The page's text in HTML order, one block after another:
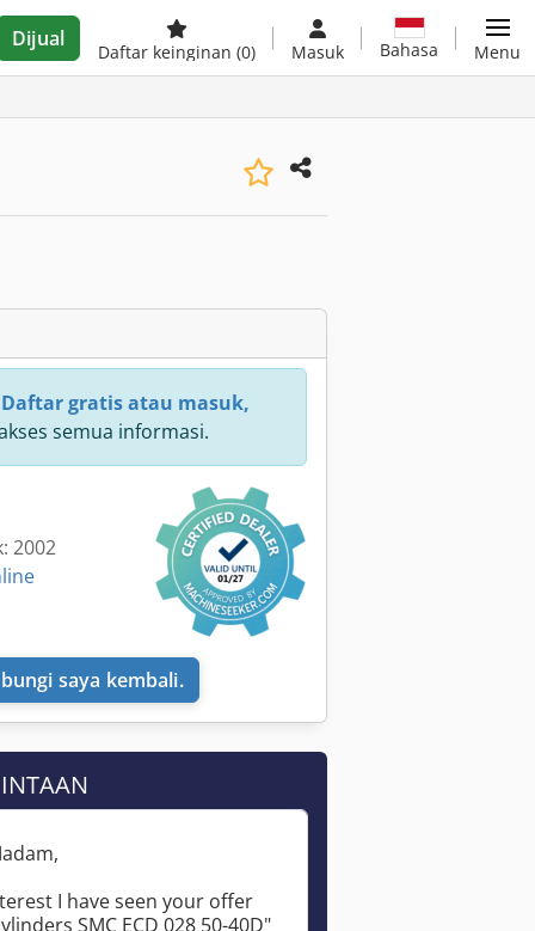
Dijual
Daftar keinginan (0) Masuk Bahasa Menu
Daftar gratis atau masuk,
semua informasi.
2002
saya kembali.